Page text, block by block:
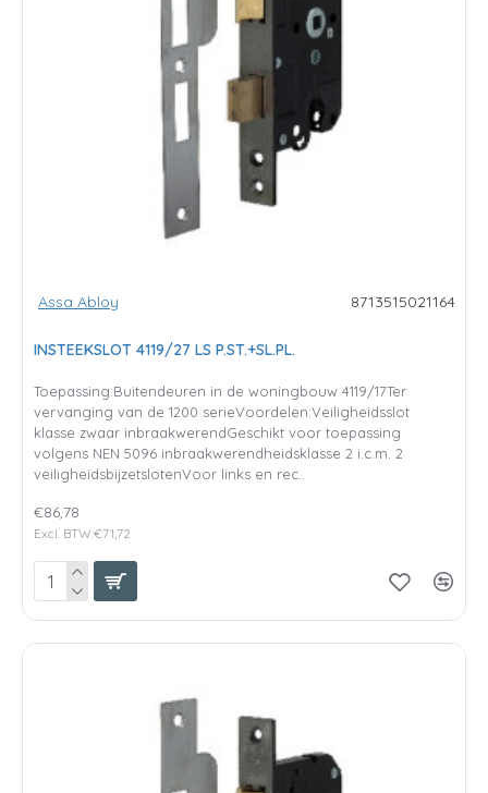
Assa Abloy 8713515021164
INSTEEKSLOT 4119/27 LS P.ST.+SL.PL.
Toepassing:Buitendeuren in de woningbouw 4119/17Ter
vervanging van de 1200 serieVoordelen:Veiligheidsslot
klasse zwaar inbraakwerendGeschikt voor toepassing
volgens NEN 5096 inbraakwerendheidsklasse 2 i.c.m. 2
veiligheidsbijzetslotenVoor links en rec..
€86,78
Excl. BTW:€71,72